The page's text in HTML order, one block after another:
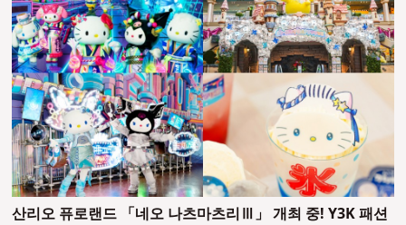
산리오 퓨로랜드 「네오 나츠마츠리Ⅲ」 개최 중! Y3K 패션